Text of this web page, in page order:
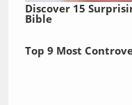
Discover 15
Bible
Top 9 Most